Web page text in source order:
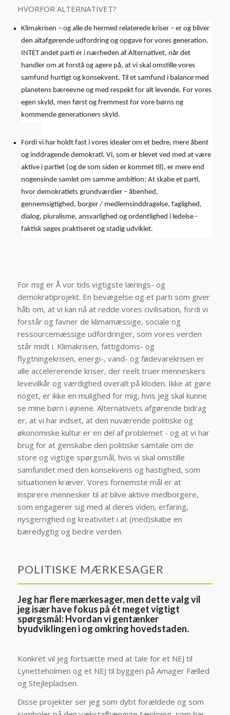
HVORFOR ALTERNATIVET?
Klimakrisen – og alle de hermed relaterede kriser – er og bliver
den altafgørende udfordring og opgave for vores generation.
INTET andet parti er i nærheden af Alternativet, når det
handler om at forstå og agere på, at vi skal omstille vores
samfund hurtigt og konsekvent. Til et samfund i balance med
planetens bæreevne og med respekt for alt levende. For vores
egen skyld, men først og fremmest for vore børns og
kommende generationers skyld.
Fordi vi har holdt fast i vores idealer om et bedre, mere åbent
og inddragende demokrati. Vi, som er blevet ved med at være
aktive i partiet (og de som siden er kommet til), er mere end
nogensinde samlet om samme ambition: At skabe et parti,
hvor demokratiets grundværdier – åbenhed,
gennemsigtighed, borger / medlemsinddragelse, faglighed,
dialog, pluralisme, ansvarlighed og ordentlighed i ledelse -
faktisk søges praktiseret og stadig udviklet.
For mig er Å vor tids vigtigste lærings- og
demokratiprojekt. En bevægelse og et parti som giver
håb om, at vi kan nå at redde vores civilisation, fordi vi
forstår og favner de klimamæssige, sociale og
ressourcemæssige udfordringer, som vores verden
står midt i. Klimakrisen, fattigdoms- og
flygtningekrisen, energi-, vand- og fødevarekrisen er
alle accelererende kriser, der reelt truer menneskers
levevilkår og værdighed overalt på kloden. Ikke at gøre
noget, er ikke en mulighed for mig, hvis jeg skal kunne
se mine børn i øjnene. Alternativets afgørende bidrag
er, at vi har indset, at den nuværende politiske og
økonomiske kultur er en del af problemet - og at vi har
brug for at genskabe den politiske samtale om de
store og vigtige spørgsmål, hvis vi skal omstille
samfundet med den konsekvens og hastighed, som
situationen kræver. Vores fornemste mål er at
inspirere mennesker til at blive aktive medborgere,
som engagerer sig med al deres viden, erfaring,
nysgerrighed og kreativitet i at (med)skabe en
bæredygtig og bedre verden.
POLITISKE MÆRKESAGER
Jeg har flere mærkesager, men dette valg vil
jeg især have fokus på ét meget vigtigt
spørgsmål: Hvordan vi gentænker
byudviklingen i og omkring hovedstaden.
Konkret vil jeg fortsætte med at tale for et NEJ til
Lynetteholmen og et NEJ til byggeri på Amager Fælled
og Stejlepladsen.
Disse projekter ser jeg som dybt forældede og som